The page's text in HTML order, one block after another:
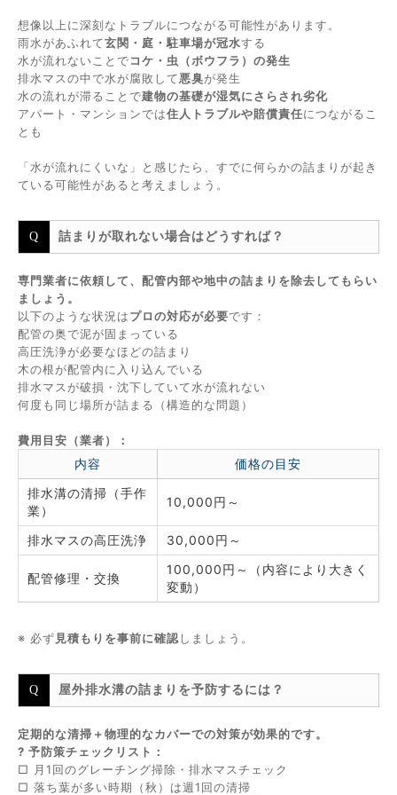
想像以上に深刻なトラブルにつながる可能性があります。
雨水があふれて玄関・庭・駐車場が冠水する
水が流れないことでコケ・虫（ボウフラ）の発生
排水マスの中で水が腐敗して悪臭が発生
水の流れが滞ることで建物の基礎が湿気にさらされ劣化
アパート・マンションでは住人トラブルや賠償責任につながるこ
とも
「水が流れにくいな」と感じたら、すでに何らかの詰まりが起き
ている可能性があると考えましょう。
詰まりが取れない場合はどうすれば？
専門業者に依頼して、配管内部や地中の詰まりを除去してもらい
ましょう。
以下のような状況はプロの対応が必要です：
配管の奥で泥が固まっている
高圧洗浄が必要なほどの詰まり
木の根が配管内に入り込んでいる
排水マスが破損・沈下していて水が流れない
何度も同じ場所が詰まる（構造的な問題）
費用目安（業者）：
内容
価格の目安
排水溝の清掃（手作
業）
10,000円～
排水マスの高圧洗浄 30,000円～
配管修理・交換
100,000円～（内容により大きく
変動）
※ 必ず見積もりを事前に確認しましょう。
屋外排水溝の詰まりを予防するには？
定期的な清掃＋物理的なカバーでの対策が効果的です。
? 予防策チェックリスト：
□ 月1回のグレーチング掃除・排水マスチェック
□ 落ち葉が多い時期（秋）は週1回の清掃